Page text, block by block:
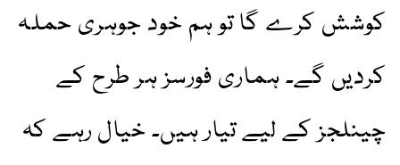
کوشش کرے گا تو ہم خود جوہری حملہ
کردیں گے۔ ہماری فورسز ہر طرح کے
چینلجز کے لیے تیار ہیں۔ خیال رہے کہ